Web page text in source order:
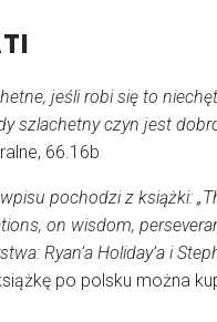
jeśli robi się to
szlachetny czyn jest
66.16b
pochodzi z książki:
on wisdom,
Ryan’a Holiday’a i
po polsku można